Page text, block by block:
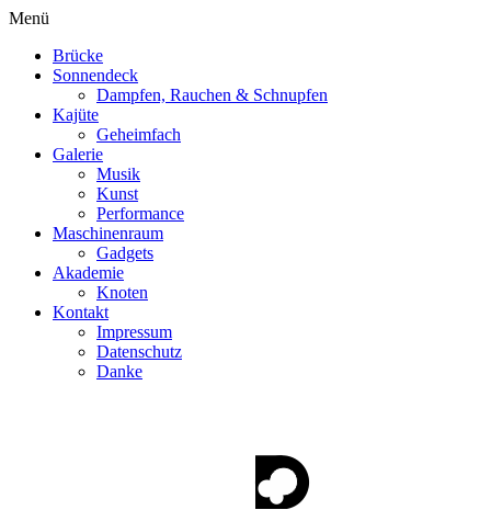
Menü
Brücke
Sonnendeck
Dampfen, Rauchen & Schnupfen
Kajüte
Geheimfach
Galerie
Musik
Kunst
Performance
Maschinenraum
Gadgets
Akademie
Knoten
Kontakt
Impressum
Datenschutz
Danke